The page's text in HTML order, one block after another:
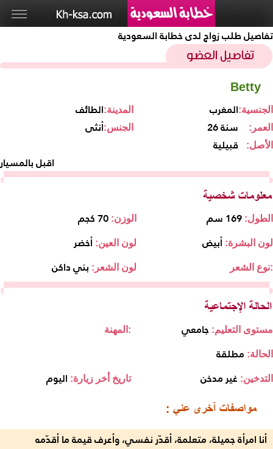
تفاصيل طلب زواج لدى خطابة السعودية
Betty
الطائفالمدينة: المغربالجنسية:
أنثىالجنس: 26 سنة العمر:
قبيلية الأصل:
اقبل بالمسيار
الوزن: 70 كجم الطول: 169 سم
لون العين: أخضر لون البشرة: أبيض
لون الشعر: بني داكن نوع الشعر:
المهنة: مستوى التعليم: جامعي
الحالة: مطلقة
تاريخ أخر زيارة: اليوم التدخين: غير مدخن
أنا امرأة جميلة، متعلمة، أقدّر نفسي، وأعرف قيمة ما أقدّمه